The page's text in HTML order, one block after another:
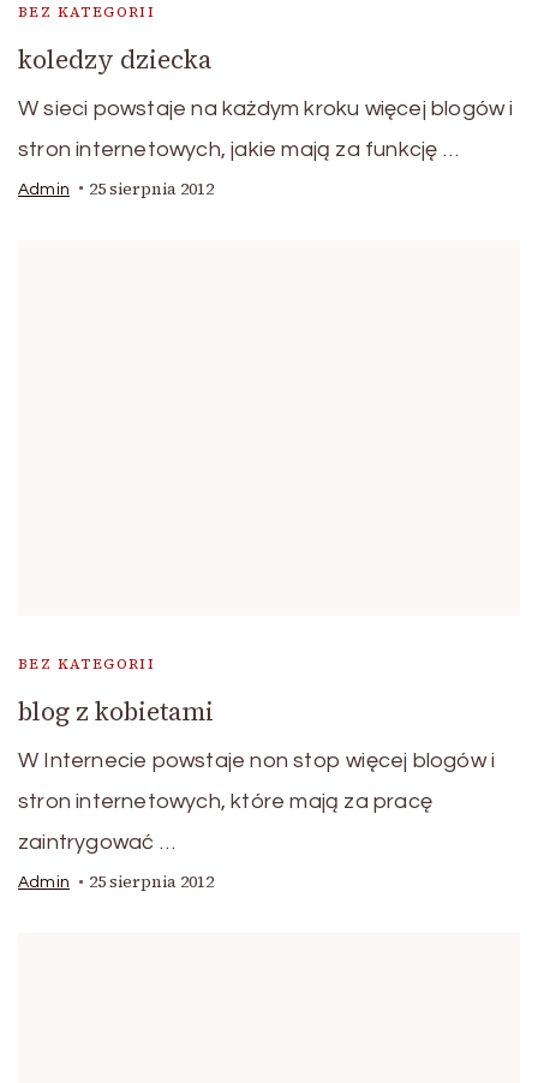
BEZ KATEGORII
koledzy dziecka
W sieci powstaje na każdym kroku więcej blogów i
stron internetowych, jakie mają za funkcję …
Admin 25 sierpnia 2012
BEZ KATEGORII
blog z kobietami
W Internecie powstaje non stop więcej blogów i
stron internetowych, które mają za pracę
zaintrygować …
Admin 25 sierpnia 2012